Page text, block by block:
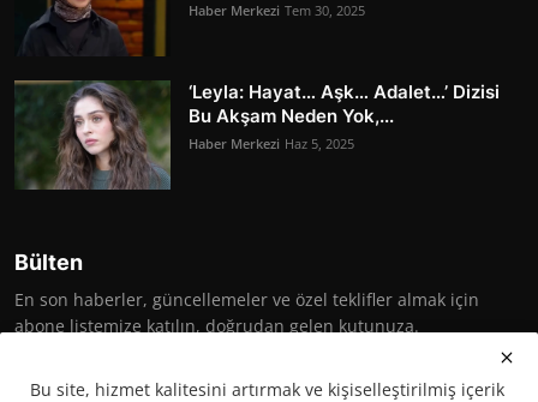
Haber Merkezi Tem 30, 2025
‘Leyla: Hayat… Aşk… Adalet…’ Dizisi
Bu Akşam Neden Yok,...
Haber Merkezi Haz 5, 2025
Bülten
En son haberler, güncellemeler ve özel teklifler almak için
abone listemize katılın, doğrudan gelen kutunuza.
Abone Ol
Bu site, hizmet kalitesini artırmak ve kişiselleştirilmiş içerik